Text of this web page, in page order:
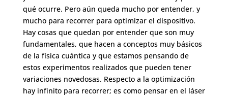
qué ocurre. Pero aún queda mucho por entender, y
mucho para recorrer para optimizar el dispositivo.
Hay cosas que quedan por entender que son muy
fundamentales, que hacen a conceptos muy básicos
de la física cuántica y que estamos pensando de
estos experimentos realizados que pueden tener
variaciones novedosas. Respecto a la optimización
hay infinito para recorrer; es como pensar en el láser